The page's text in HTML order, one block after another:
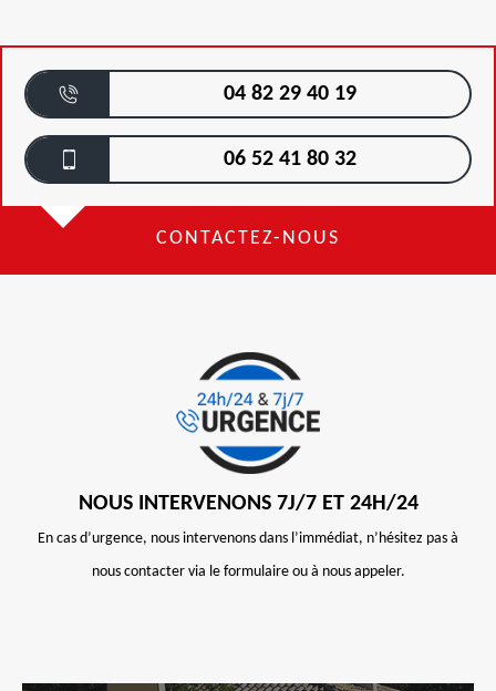
04 82 29 40 19
06 52 41 80 32
CONTACTEZ-NOUS
NOUS INTERVENONS 7J/7 ET 24H/24
En cas d’urgence, nous intervenons dans l’immédiat, n’hésitez pas à
nous contacter via le formulaire ou à nous appeler.